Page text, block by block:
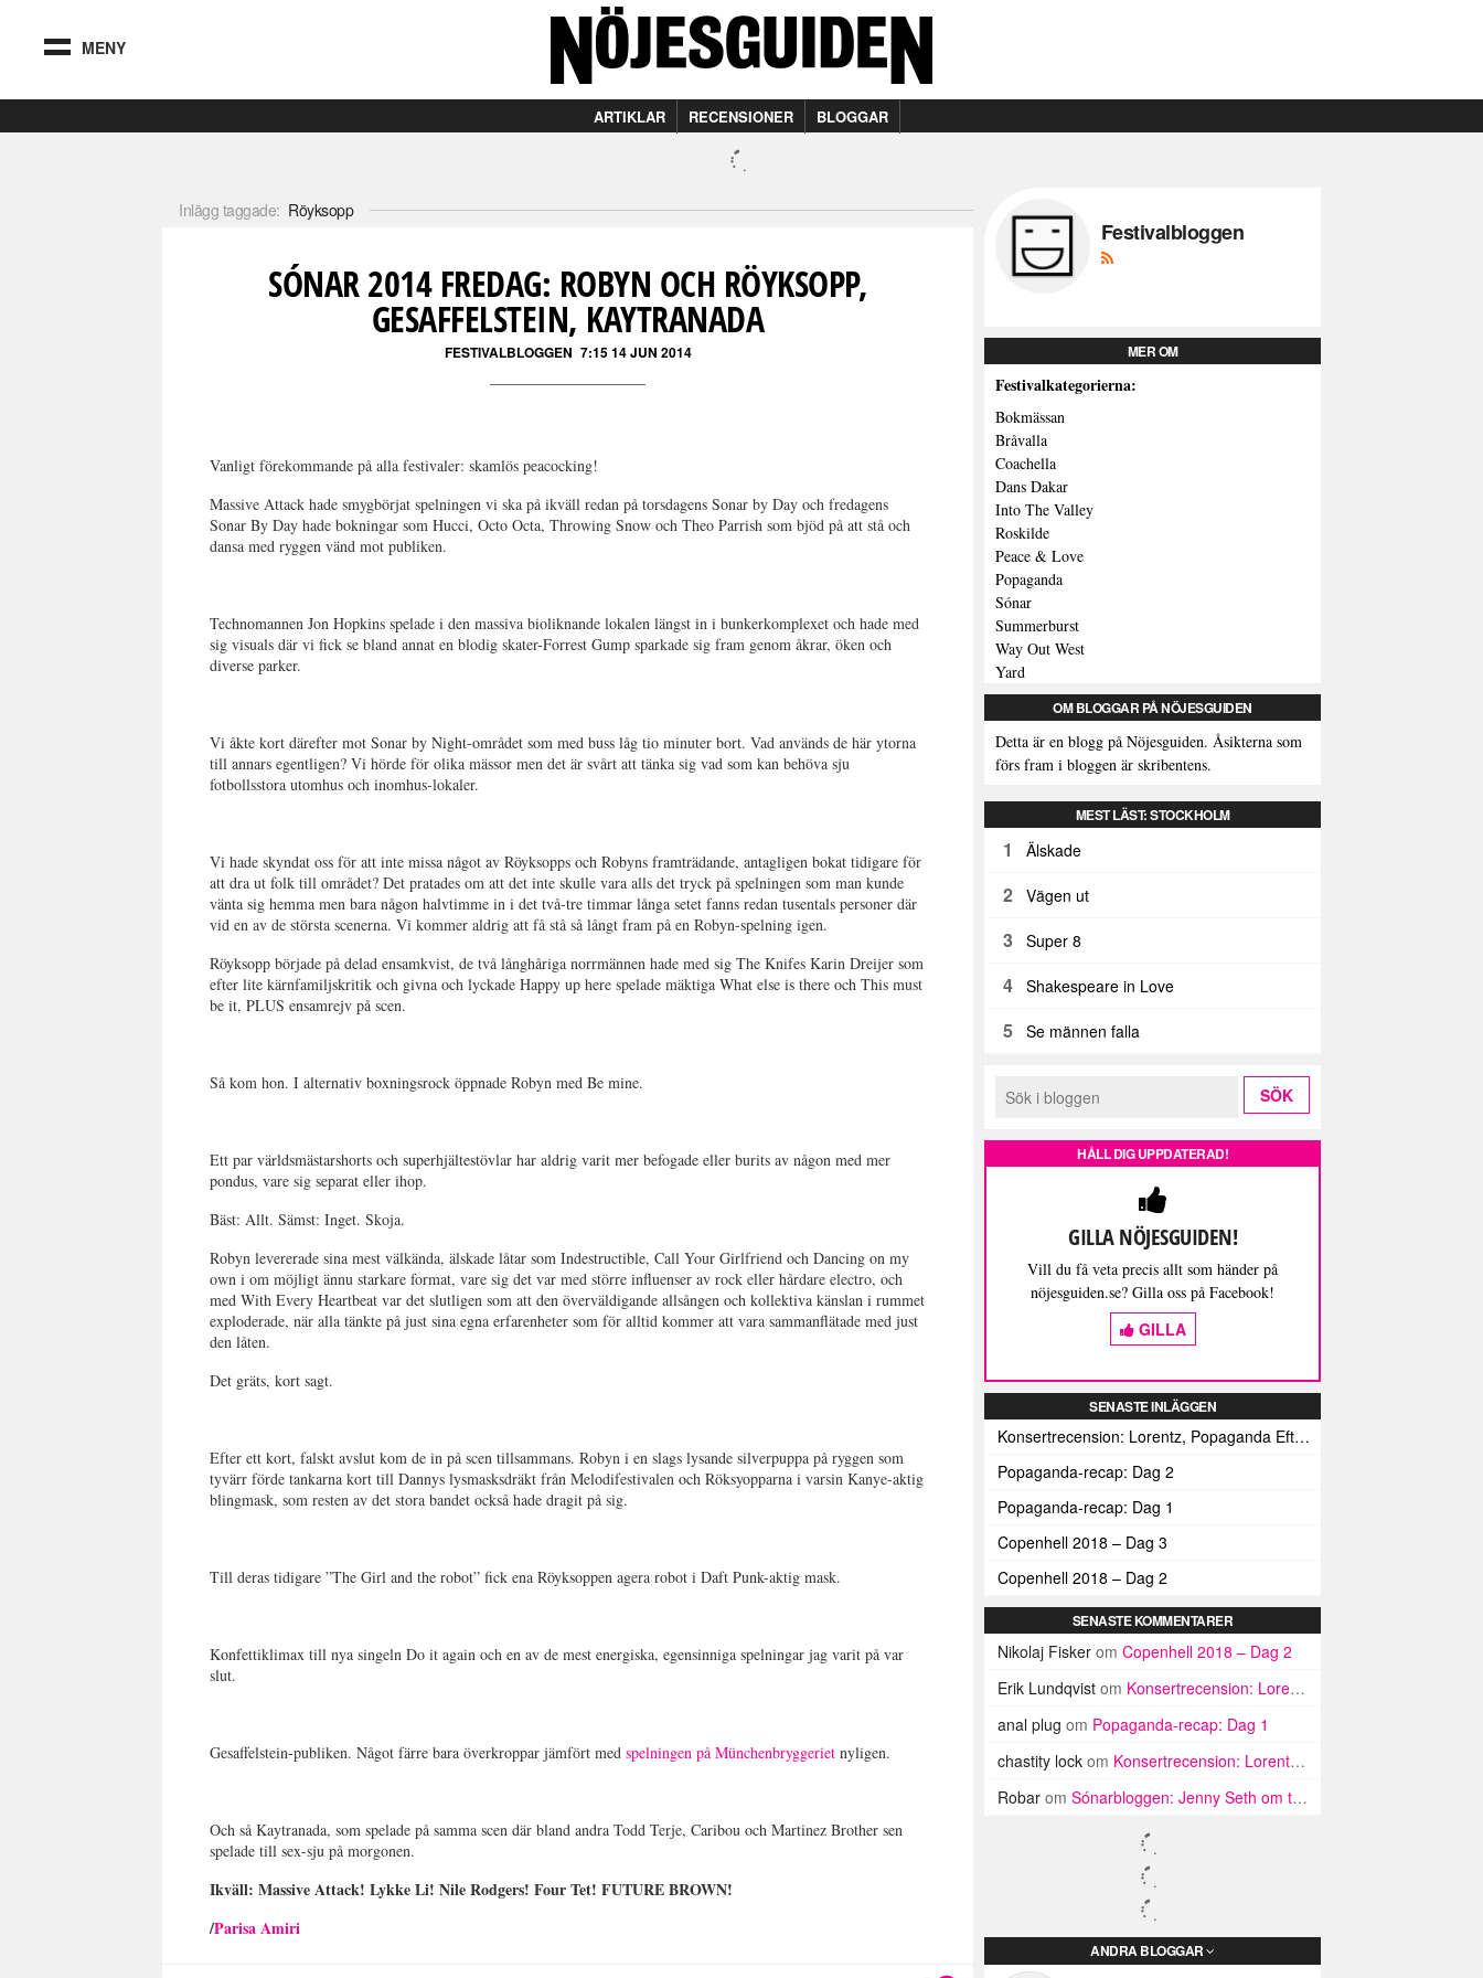
MENY
ARTIKLAR RECENSIONER BLOGGAR
Inlägg taggade: Röyksopp
SÓNAR 2014 FREDAG: ROBYN OCH RÖYKSOPP,
GESAFFELSTEIN, KAYTRANADA
FESTIVALBLOGGEN 7:15 14 JUN 2014
Vanligt förekommande på alla festivaler: skamlös peacocking!
Massive Attack hade smygbörjat spelningen vi ska på ikväll redan på torsdagens Sonar by Day och fredagens
Sonar By Day hade bokningar som Hucci, Octo Octa, Throwing Snow och Theo Parrish som bjöd på att stå och
dansa med ryggen vänd mot publiken.
Technomannen Jon Hopkins spelade i den massiva bioliknande lokalen längst in i bunkerkomplexet och hade med
sig visuals där vi fick se bland annat en blodig skater-Forrest Gump sparkade sig fram genom åkrar, öken och
diverse parker.
Vi åkte kort därefter mot Sonar by Night-området som med buss låg tio minuter bort. Vad används de här ytorna
till annars egentligen? Vi hörde för olika mässor men det är svårt att tänka sig vad som kan behöva sju
fotbollsstora utomhus och inomhus-lokaler.
Vi hade skyndat oss för att inte missa något av Röyksopps och Robyns framträdande, antagligen bokat tidigare för
att dra ut folk till området? Det pratades om att det inte skulle vara alls det tryck på spelningen som man kunde
vänta sig hemma men bara någon halvtimme in i det två-tre timmar långa setet fanns redan tusentals personer där
vid en av de största scenerna. Vi kommer aldrig att få stå så långt fram på en Robyn-spelning igen.
Röyksopp började på delad ensamkvist, de två långhåriga norrmännen hade med sig The Knifes Karin Dreijer som
efter lite kärnfamiljskritik och givna och lyckade Happy up here spelade mäktiga What else is there och This must
be it, PLUS ensamrejv på scen.
Så kom hon. I alternativ boxningsrock öppnade Robyn med Be mine.
Ett par världsmästarshorts och superhjältestövlar har aldrig varit mer befogade eller burits av någon med mer
pondus, vare sig separat eller ihop.
Bäst: Allt. Sämst: Inget. Skoja.
Robyn levererade sina mest välkända, älskade låtar som Indestructible, Call Your Girlfriend och Dancing on my
own i om möjligt ännu starkare format, vare sig det var med större influenser av rock eller hårdare electro, och
med With Every Heartbeat var det slutligen som att den överväldigande allsången och kollektiva känslan i rummet
exploderade, när alla tänkte på just sina egna erfarenheter som för alltid kommer att vara sammanflätade med just
den låten.
Det gräts, kort sagt.
Efter ett kort, falskt avslut kom de in på scen tillsammans. Robyn i en slags lysande silverpuppa på ryggen som
tyvärr förde tankarna kort till Dannys lysmasksdräkt från Melodifestivalen och Röksyopparna i varsin Kanye-aktig
blingmask, som resten av det stora bandet också hade dragit på sig.
Till deras tidigare ”The Girl and the robot” fick ena Röyksoppen agera robot i Daft Punk-aktig mask.
Konfettiklimax till nya singeln Do it again och en av de mest energiska, egensinniga spelningar jag varit på var
slut.
Gesaffelstein-publiken. Något färre bara överkroppar jämfört medspelningen på Münchenbryggeriet nyligen.
Och så Kaytranada, som spelade på samma scen där bland andra Todd Terje, Caribou och Martinez Brother sen
spelade till sex-sju på morgonen.
Ikväll: Massive Attack! Lykke Li! Nile Rodgers! Four Tet! FUTURE BROWN!
/Parisa Amiri
Festivalbloggen
MER OM
Festivalkategorierna:
Bokmässan
Bråvalla
Coachella
Dans Dakar
Into The Valley
Roskilde
Peace & Love
Popaganda
Sónar
Summerburst
Way Out West
Yard
OM BLOGGAR PÅ NÖJESGUIDEN
Detta är en blogg på Nöjesguiden. Åsikterna som
förs fram i bloggen är skribentens.
MEST LÄST: STOCKHOLM
1 Älskade
2 Vägen ut
3 Super 8
4 Shakespeare in Love
5 Se männen falla
HÅLL DIG UPPDATERAD!
GILLA NÖJESGUIDEN!
Vill du få veta precis allt som händer på
nöjesguiden.se? Gilla oss på Facebook!
GILLA
SENASTE INLÄGGEN
Konsertrecension: Lorentz, Popaganda Efterfestivalen
Popaganda-recap: Dag 2
Popaganda-recap: Dag 1
Copenhell 2018 – Dag 3
Copenhell 2018 – Dag 2
SENASTE KOMMENTARER
Nikolaj Fisker om Copenhell 2018 – Dag 2
Erik Lundqvist om Konsertrecension: Lorentz, Popaganda Efterfestivalen
anal plug om Popaganda-recap: Dag 1
chastity lock om Konsertrecension: Lorentz, Popaganda Efterfestivalen
Robar om Sónarbloggen: Jenny Seth om tapas och bas som får ryggraden att vibrera
ANDRA BLOGGAR